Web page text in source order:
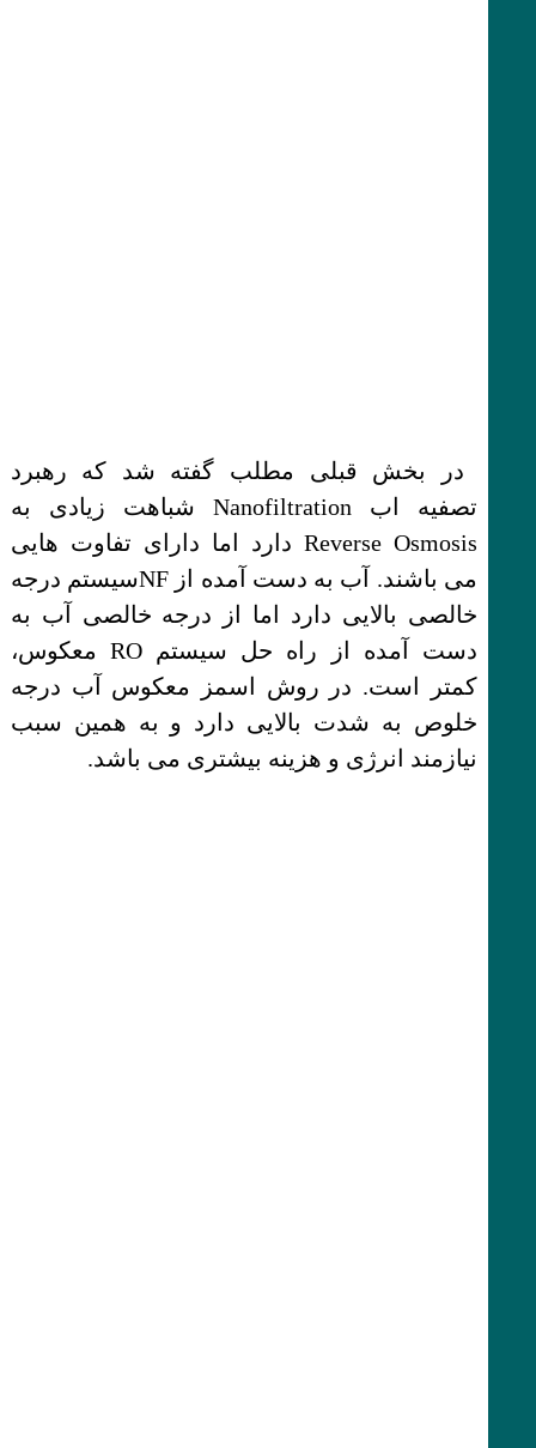
در بخش قبلی مطلب گفته شد که رهبرد
تصفیه اب Nanofiltration شباهت زیادی به
Reverse Osmosis دارد اما دارای تفاوت هایی
می باشند. آب به دست آمده از NFسیستم درجه
خالصی بالایی دارد اما از درجه خالصی آب به
دست آمده از راه حل سیستم RO معکوس،
کمتر است. در روش اسمز معکوس آب درجه
خلوص به شدت بالایی دارد و به همین سبب
نیازمند انرژی و هزینه بیشتری می باشد.